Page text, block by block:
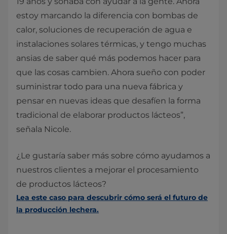
estoy marcando la diferencia con bombas de
calor, soluciones de recuperación de agua e
instalaciones solares térmicas, y tengo muchas
ansias de saber qué más podemos hacer para
que las cosas cambien. Ahora sueño con poder
suministrar todo para una nueva fábrica y
pensar en nuevas ideas que desafíen la forma
tradicional de elaborar productos lácteos”,
señala Nicole.
¿Le gustaría saber más sobre cómo ayudamos a
nuestros clientes a mejorar el procesamiento
de productos lácteos?
Lea este caso para descubrir cómo será el futuro de
la producción lechera.